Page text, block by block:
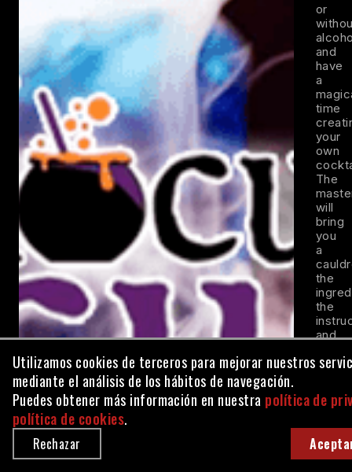
Utilizamos cookies de terceros para mejorar nuestros
mediante el análisis de los hábitos de navegación.
Puedes obtener más información en nuestra política de
política de cookies.
Rechazar